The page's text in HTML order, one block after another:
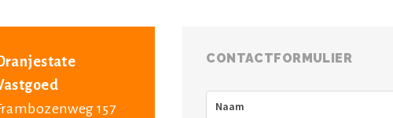
157
CONTACTFORMULIER